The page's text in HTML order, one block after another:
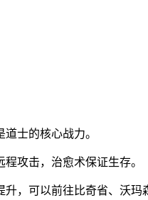
士的核心战力。
攻击，治愈术保证生存。
，可以前往比奇省、沃玛